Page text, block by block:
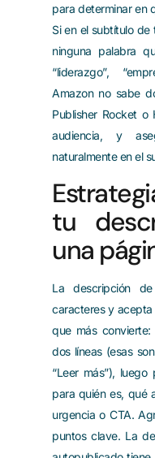
para determinar en
Si en el subtítulo
ninguna palabra
“liderazgo”,
Amazon no sabe
Publisher Rocket
audiencia, y
naturalmente en el
tu
una
La descripción
caracteres y acepta
que más
dos líneas (esas
“Leer más”),
para quién es, qué
urgencia o CTA.
puntos clave. La